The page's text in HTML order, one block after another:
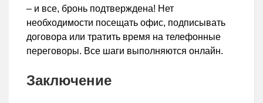
– и все, бронь подтверждена! Нет
необходимости посещать офис, подписывать
договора или тратить время на телефонные
переговоры. Все шаги выполняются онлайн.
Заключение